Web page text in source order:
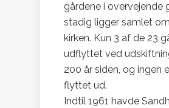
gårdene i overvejende
stadig ligger samlet
kirken. Kun 3 af de 23
udflyttet ved
200 år siden, og ingen
flyttet ud.
Indtil 1961 havde